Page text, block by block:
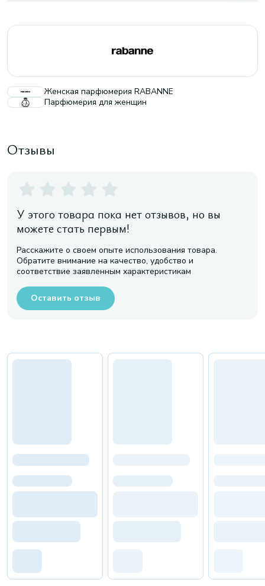
Женская парфюмерия RABANNE
Парфюмерия для женщин
Отзывы
У этого товара пока нет отзывов, но вы
можете стать первым!
Расскажите о своем опыте использования товара.
Обратите внимание на качество, удобство и
соответствие заявленным характеристикам
Оставить отзыв